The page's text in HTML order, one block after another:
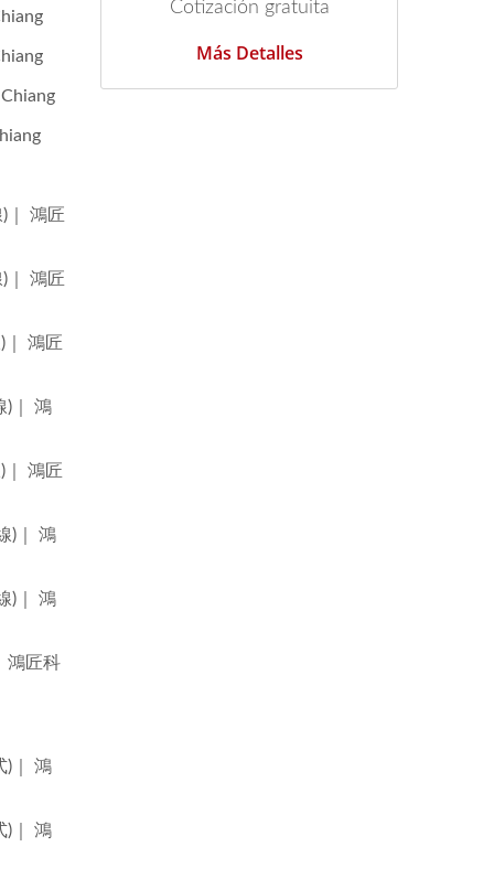
｜ 鴻匠
｜ 鴻匠
｜ 鴻匠
)｜ 鴻
｜ 鴻匠
)｜ 鴻
)｜ 鴻
鴻匠科
)｜ 鴻
)｜ 鴻
Cotización gratuita
Más Detalles